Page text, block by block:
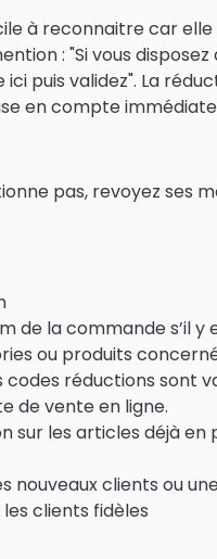
à reconnaitre car elle
: "Si vous disposez
puis validez". La
en compte
pas, revoyez ses
de la commande s’il y
ou produits
réductions sont
de vente en ligne.
sur les articles déjà en
nouveaux clients ou
clients fidèles